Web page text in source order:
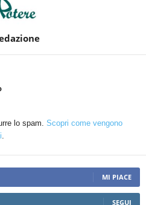
lo spam. Scopri come vengono
MI PIACE
SEGUI